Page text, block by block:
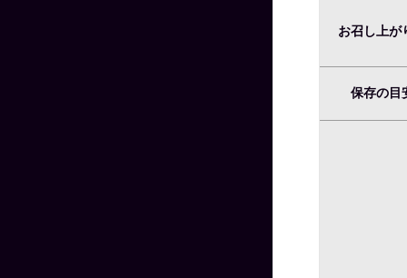
お召し上が
保存の目